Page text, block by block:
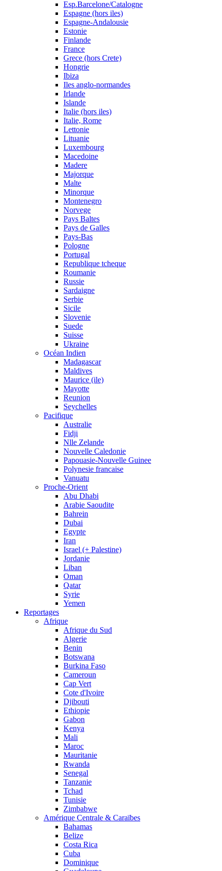
Esp.Barcelone/Catalogne
Espagne (hors iles)
Espagne-Andalousie
Estonie
Finlande
France
Grece (hors Crete)
Hongrie
Ibiza
Iles anglo-normandes
Irlande
Islande
Italie (hors iles)
Italie, Rome
Lettonie
Lituanie
Luxembourg
Macedoine
Madere
Majorque
Malte
Minorque
Montenegro
Norvege
Pays Baltes
Pays de Galles
Pays-Bas
Pologne
Portugal
Republique tcheque
Roumanie
Russie
Sardaigne
Serbie
Sicile
Slovenie
Suede
Suisse
Ukraine
Océan Indien
Madagascar
Maldives
Maurice (ile)
Mayotte
Reunion
Seychelles
Pacifique
Australie
Fidji
Nlle Zelande
Nouvelle Caledonie
Papouasie-Nouvelle Guinee
Polynesie francaise
Vanuatu
Proche-Orient
Abu Dhabi
Arabie Saoudite
Bahrein
Dubai
Egypte
Iran
Israel (+ Palestine)
Jordanie
Liban
Oman
Qatar
Syrie
Yemen
Reportages
Afrique
Afrique du Sud
Algerie
Benin
Botswana
Burkina Faso
Cameroun
Cap Vert
Cote d'Ivoire
Djibouti
Ethiopie
Gabon
Kenya
Mali
Maroc
Mauritanie
Rwanda
Senegal
Tanzanie
Tchad
Tunisie
Zimbabwe
Amérique Centrale & Caraïbes
Bahamas
Belize
Costa Rica
Cuba
Dominique